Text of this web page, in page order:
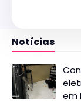
Notícias
em